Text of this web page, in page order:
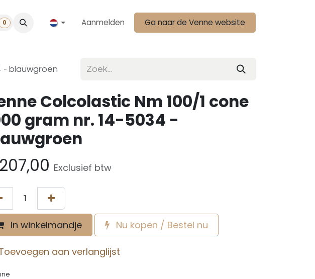
0 Aanmelden Ga naar de Venne website
- blauwgroen
Colcolastic Nm 100/1 cone
gram nr. 14-5034 -
207,00 Exclusief btw
In winkelmandje Nu kopen / Bestel nu
aan verlanglijst